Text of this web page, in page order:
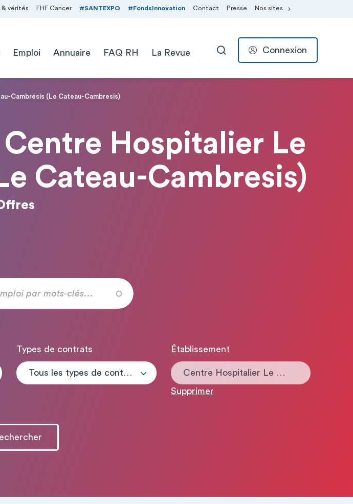
& vérités FHF Cancer #SANTEXPO #FondsInnovation Contact Presse Nos sites
Emploi Annuaire FAQ RH La Revue RECHERCHER
Connexion
Cambrésis (Le Cateau-Cambresis)
Hospitalier Le
Cateau-Cambresis)
Types de contrats
Tous les types de contrats
Établissement
Centre Hospitalier Le Cateau-Cambrésis
Supprimer